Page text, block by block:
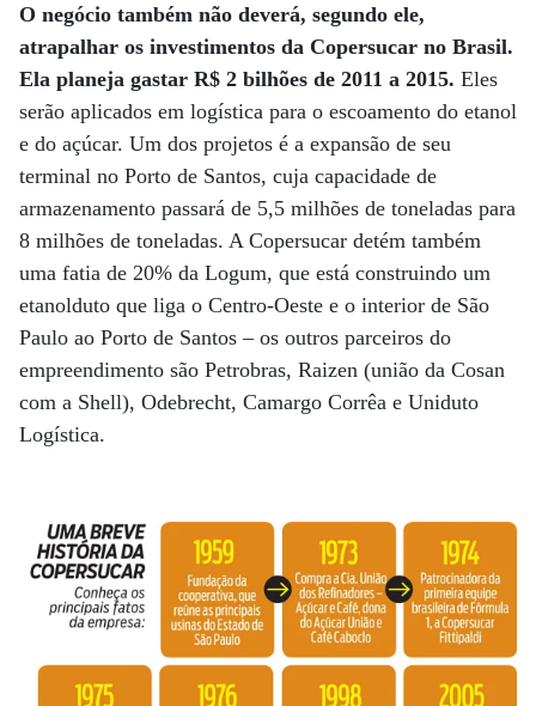
O negócio também não deverá, segundo ele,
atrapalhar os investimentos da Copersucar no Brasil.
Ela planeja gastar R$ 2 bilhões de 2011 a 2015. Eles
serão aplicados em logística para o escoamento do etanol
e do açúcar. Um dos projetos é a expansão de seu
terminal no Porto de Santos, cuja capacidade de
armazenamento passará de 5,5 milhões de toneladas para
8 milhões de toneladas. A Copersucar detém também
uma fatia de 20% da Logum, que está construindo um
etanolduto que liga o Centro-Oeste e o interior de São
Paulo ao Porto de Santos – os outros parceiros do
empreendimento são Petrobras, Raizen (união da Cosan
com a Shell), Odebrecht, Camargo Corrêa e Uniduto
Logística.